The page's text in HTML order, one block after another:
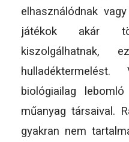
elhasználódnak
játékok akár
kiszolgálhatnak,
biológiailag
műanyag társaival.
gyakran nem